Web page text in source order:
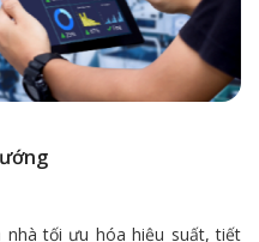
tối ưu hóa hiệu suất, tiết